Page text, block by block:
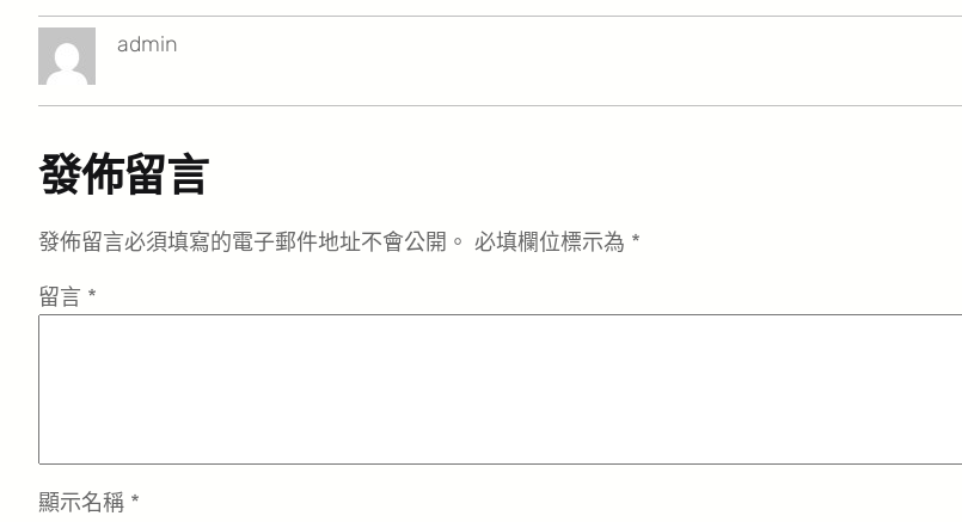
admin
發佈留言
發佈留言必須填寫的電子郵件地址不會公開。 必填欄位標示為 *
留言 *
顯示名稱 *